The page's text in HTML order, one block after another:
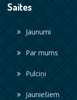
Saites
Jaunumi
Par mums
Pulciņi
Jauniešiem